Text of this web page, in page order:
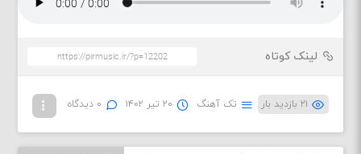
لینک کوتاه
۲۱ بازدید بار تک آهنگ ۲۰ تیر ۱۴۰۲ ۰ دیدگاه